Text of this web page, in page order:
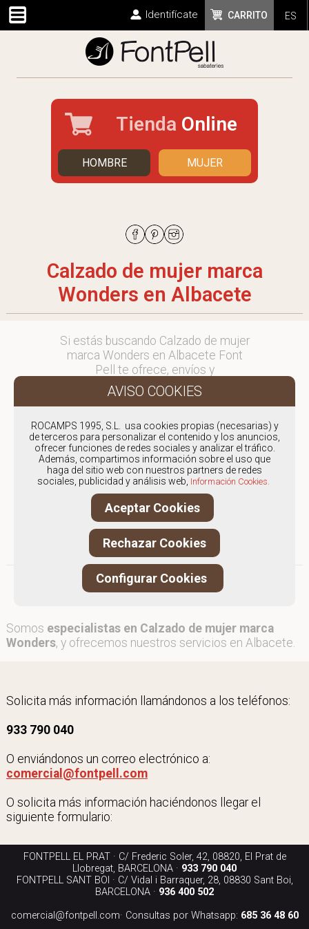
ES
CARRITO
Identifícate
Tienda Online
HOMBRE MUJER
Calzado de mujer marca
Wonders en Albacete
Si estás buscando Calzado de mujer
marca Wonders en Albacete Font
Pell te ofrece, envíos y
devoluciones gratuítos a Península y
Baleares, para otros destinos
en comercial@fontpell.com.
Los envíos a Albacete gestionados
entre semana se entregarán en
menos de 48 horas; los pedidos
realizados en fin de semana, el
producto se enviará a partir del
lunes.
Somos especialistas en Calzado de mujer marca
Wonders, y ofrecemos nuestros servicios en Albacete.
Solicita más información llamándonos a los teléfonos:
933 790 040
O enviándonos un correo electrónico a:
comercial@fontpell.com
O solicita más información haciéndonos llegar el
siguiente formulario:
FONTPELL EL PRAT · C/ Frederic Soler, 42, 08820, El Prat de
Llobregat, BARCELONA · 933 790 040
FONTPELL SANT BOI · C/ Vidal i Barraquer, 28, 08830 Sant Boi,
BARCELONA · 936 400 502
comercial@fontpell.com· Consultas por Whatsapp: 685 36 48 60
ROCAMPS 1995, S.L. usa cookies propias (necesarias) y
de terceros para personalizar el contenido y los anuncios,
ofrecer funciones de redes sociales y analizar el tráfico.
Además, compartimos información sobre el uso que
haga del sitio web con nuestros partners de redes
sociales, publicidad y análisis web, Información Cookies.
Aceptar Cookies
Rechazar Cookies
Configurar Cookies